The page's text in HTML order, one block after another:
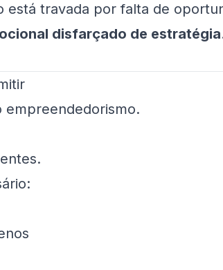
está travada por falta de
disfarçado de estratégia
empreendedorismo.